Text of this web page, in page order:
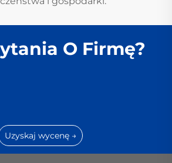
O Firmę?
Uzyskaj wycenę →